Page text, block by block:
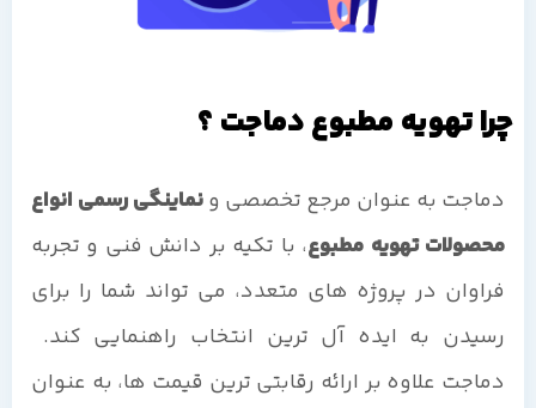
چرا تهویه مطبوع دماجت ؟
دماجت به عنوان مرجع تخصصی ونماینگی رسمی انواع
محصولات تهویه مطبوع، با تکیه بر دانش فنی و تجربه
فراوان در پروژه های متعدد، می تواند شما را برای
رسیدن به ایده آل ترین انتخاب راهنمایی کند.
دماجت علاوه بر ارائه رقابتی ترین قیمت ها، به عنوان